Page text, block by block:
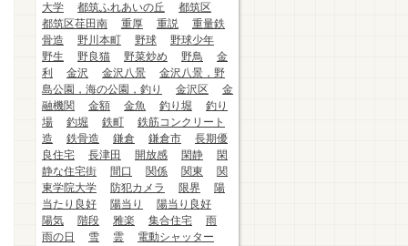
大学
都筑ふれあいの丘
都筑区
都筑区荏田南
重厚 重説
重量鉄
骨造
野川本町 野球
野球少年
野生
野良猫 野菜炒め 野鳥
金
利
金沢 金沢八景
金沢八景，野
島公園，海の公園，釣り
金沢区
金
融機関
金額 金魚 釣り堀
釣り
場
釣堀 鉄町
鉄筋コンクリート
造
鉄骨造 鎌倉 鎌倉市
長期優
良住宅
長津田 開放感 閑静
閑
静な住宅街
間口 関係 関東
関
東学院大学
防犯カメラ 限界
陽
当たり良好
陽当り
陽当り良好
陽気
階段 雅楽 集合住宅
雨
雨の日
雪 雲
電動シャッター